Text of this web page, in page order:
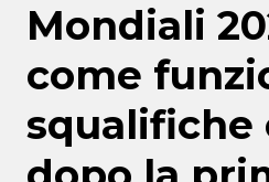
Mondiali
come
squalifiche